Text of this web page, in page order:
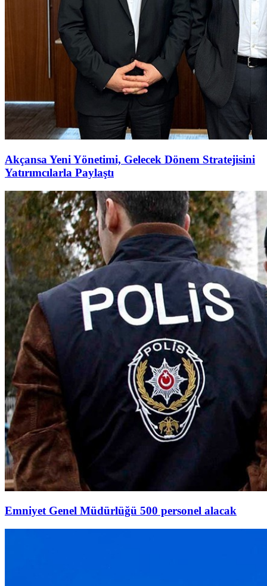
Akçansa Yeni Yönetimi, Gelecek Dönem Stratejisini
Yatırımcılarla Paylaştı
Emniyet Genel Müdürlüğü 500 personel alacak